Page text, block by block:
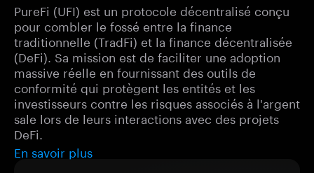
PureFi (UFI) est un protocole décentralisé conçu
pour combler le fossé entre la finance
traditionnelle (TradFi) et la finance décentralisée
(DeFi). Sa mission est de faciliter une adoption
massive réelle en fournissant des outils de
conformité qui protègent les entités et les
investisseurs contre les risques associés à l'argent
sale lors de leurs interactions avec des projets
DeFi.
En savoir plus